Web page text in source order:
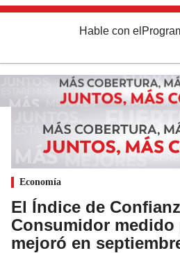
Hable con el
Economía
El Índice de
Consumidor medido
mejoró en